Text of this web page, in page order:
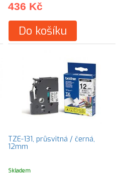
436 Kč
Do košíku
TZE-131, průsvitná / černá,
12mm
Skladem